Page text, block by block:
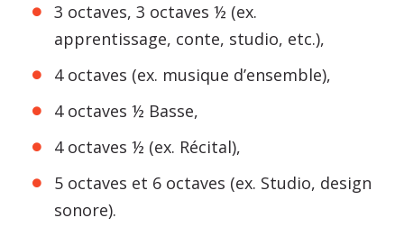
3 octaves, 3 octaves ½ (ex.
apprentissage, conte, studio, etc.),
4 octaves (ex. musique d’ensemble),
4 octaves ½ Basse,
4 octaves ½ (ex. Récital),
5 octaves et 6 octaves (ex. Studio, design
sonore).